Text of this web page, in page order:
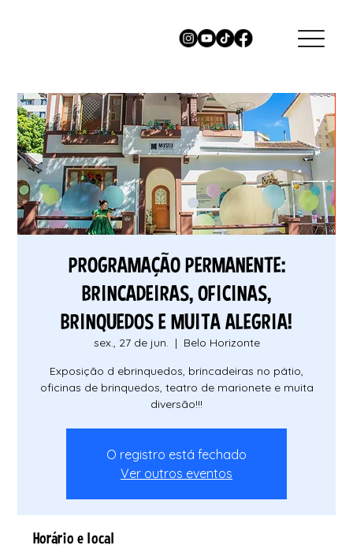
PROGRAMAÇÃO PERMANENTE:
BRINCADEIRAS, OFICINAS,
BRINQUEDOS E MUITA ALEGRIA!
sex., 27 de jun.
  |
Belo Horizonte
Exposição d ebrinquedos, brincadeiras no pátio,
oficinas de brinquedos, teatro de marionete e muita
diversão!!!
O registro está fechado
Ver outros eventos
Horário e local